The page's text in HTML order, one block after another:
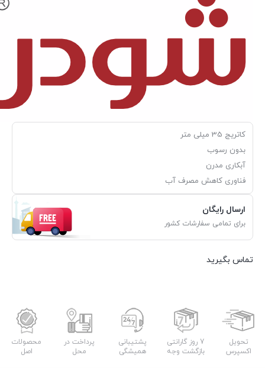
کاتریج 35 میلی متر
بدون رسوب
آبکاری مدرن
فناوری کاهش مصرف آب
ارسال رایگان
برای تمامی سفارشات کشور
تماس بگیرید
تحویل
اکسپرس
7 روز گارانتی
بازگشت وجه
پشتیبانی
همیشگی
پرداخت در
محل
محصولات
اصل